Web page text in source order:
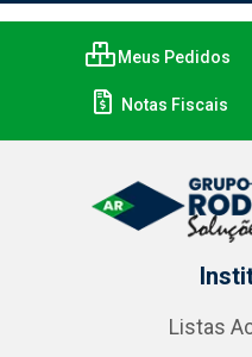
Meus Pedidos
Notas Fiscais
Listas